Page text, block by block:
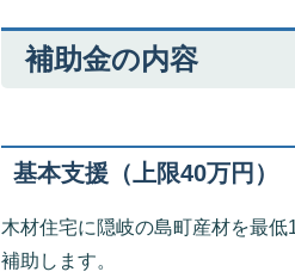
補助金の内容
基本支援（上限40万円）
木材住宅に隠岐の島町産材を最
補助します。